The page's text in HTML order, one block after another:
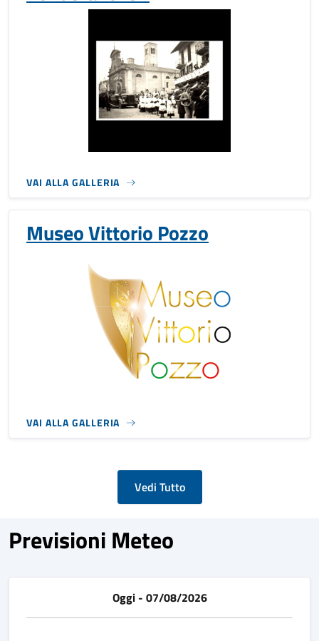
VAI ALLA GALLERIA
Museo Vittorio Pozzo
VAI ALLA GALLERIA
Vedi Tutto
Previsioni Meteo
Oggi - 07/08/2026